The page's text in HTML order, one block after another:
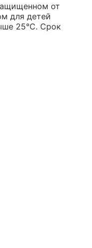
от
для детей
25°С. Срок